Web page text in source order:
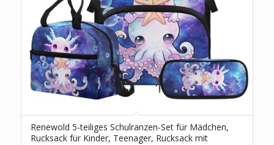
Renewold 5-teiliges Schulranzen-Set für Mädchen,
Rucksack für Kinder, Teenager, Rucksack mit